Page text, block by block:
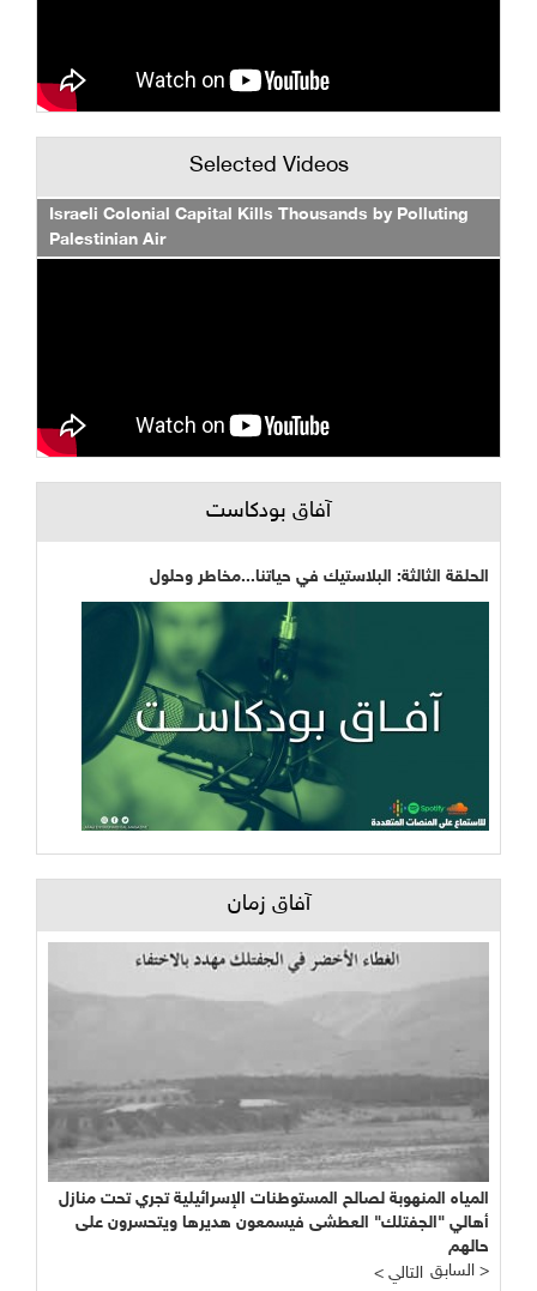
Selected Videos
Israeli Colonial Capital Kills Thousands by Polluting
Palestinian Air
آفاق بودكاست
الحلقة الثالثة: البلاستيك في حياتنا...مخاطر وحلول
آفاق زمان
المياه المنهوبة لصالح المستوطنات الإسرائيلية تجري تحت منازل
أهالي "الجفتلك" العطشى فيسمعون هديرها ويتحسرون على
حالهم
< التالي
السابق >